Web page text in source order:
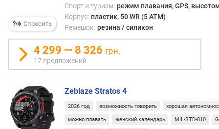
н
ы
х
р
е
ж
м
о
в
(
Спросить
Спорт и туризм: режим плавания, GPS,
Корпус: пластик, 50 WR (5 ATM)
Ремешок: резина / силикон
4 299 — 8 326 грн.
17 предложений
Zeblaze Stratos 4
2026 год возможность говорить хорошая
можно плавать женский календарь MIL-STD-810